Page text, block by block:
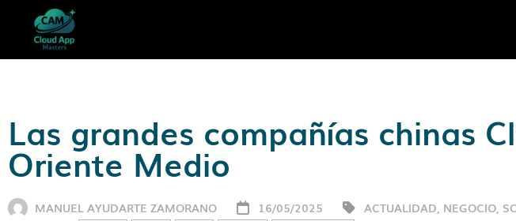
Las grandes compañías chinas
Oriente Medio
MANUEL AYUDARTE ZAMORANO 16/05/2025 ACTUALIDAD, NEGOCIO,